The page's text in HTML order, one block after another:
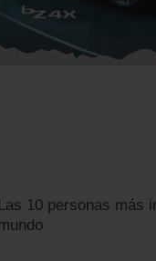
10 personas más